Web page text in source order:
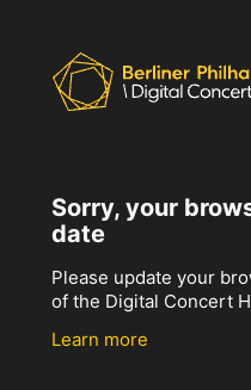
Sorry, your
date
Please update your
of the Digital Concert
Learn more